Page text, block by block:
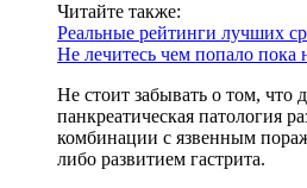
Читайте также:
Реальные рейтинги лучших
Не лечитесь чем попало пока
Не стоит забывать о том, что
панкреатическая патология
комбинации с язвенным
либо развитием гастрита.